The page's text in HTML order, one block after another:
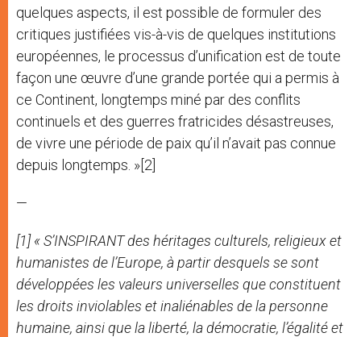
quelques aspects, il est possible de formuler des
critiques justifiées vis-à-vis de quelques institutions
européennes, le processus d’unification est de toute
façon une œuvre d’une grande portée qui a permis à
ce Continent, longtemps miné par des conflits
continuels et des guerres fratricides désastreuses,
de vivre une période de paix qu’il n’avait pas connue
depuis longtemps. »[2]
—
[1] « S’INSPIRANT des héritages culturels, religieux et
humanistes de l’Europe, à partir desquels se sont
développées les valeurs universelles que constituent
les droits inviolables et inaliénables de la personne
humaine, ainsi que la liberté, la démocratie, l’égalité et